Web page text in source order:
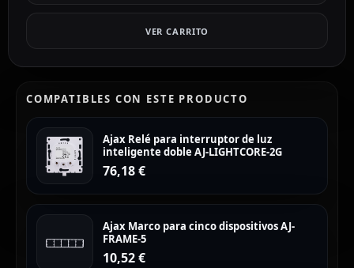
VER CARRITO
COMPATIBLES CON ESTE PRODUCTO
Ajax Relé para interruptor de luz
inteligente doble AJ-LIGHTCORE-2G
76,18€
Ajax Marco para cinco dispositivos AJ-
FRAME-5
10,52€